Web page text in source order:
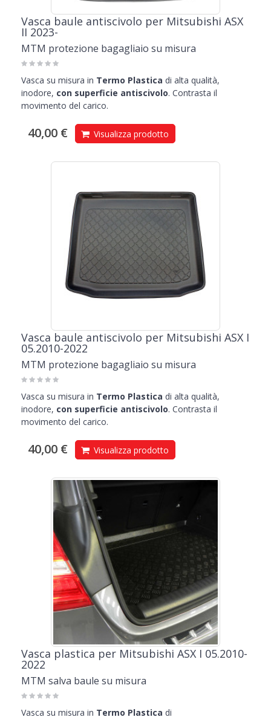
Vasca baule antiscivolo per Mitsubishi ASX
II 2023-
MTM protezione bagagliaio su misura
Vasca su misura in Termo Plastica di alta qualità,
inodore, con superficie antiscivolo. Contrasta il
movimento del carico.
40,00 € Visualizza prodotto
Vasca baule antiscivolo per Mitsubishi ASX I
05.2010-2022
MTM protezione bagagliaio su misura
Vasca su misura in Termo Plastica di alta qualità,
inodore, con superficie antiscivolo. Contrasta il
movimento del carico.
40,00 € Visualizza prodotto
Vasca plastica per Mitsubishi ASX I 05.2010-
2022
MTM salva baule su misura
Vasca su misura in Termo Plastica di